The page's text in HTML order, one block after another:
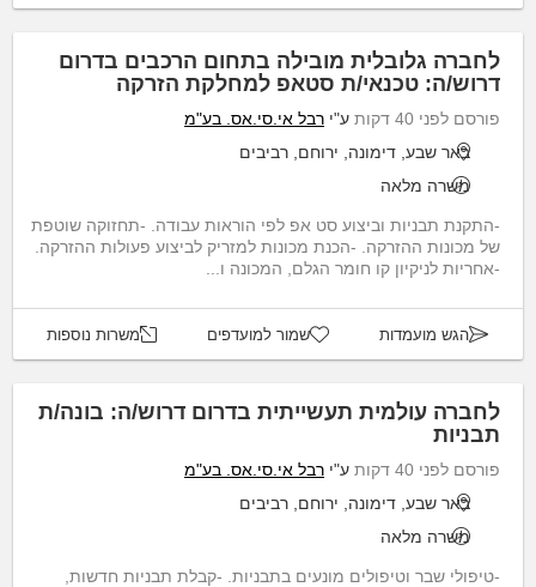
לחברה גלובלית מובילה בתחום הרכבים בדרום
דרוש/ה: טכנאי/ת סטאפ למחלקת הזרקה
פורסם לפני 40 דקות ע"י רבל אי.סי.אס. בע"מ
באר שבע, דימונה, ירוחם, רביבים
משרה מלאה
-התקנת תבניות וביצוע סט אפ לפי הוראות עבודה. -תחזוקה שוטפת
של מכונות ההזרקה. -הכנת מכונות למזריק לביצוע פעולות ההזרקה.
-אחריות לניקיון קו חומר הגלם, המכונה ו...
הגש מועמדות שמור למועדפים משרות נוספות
לחברה עולמית תעשייתית בדרום דרוש/ה: בונה/ת
תבניות
פורסם לפני 40 דקות ע"י רבל אי.סי.אס. בע"מ
באר שבע, דימונה, ירוחם, רביבים
משרה מלאה
-טיפולי שבר וטיפולים מונעים בתבניות. -קבלת תבניות חדשות,